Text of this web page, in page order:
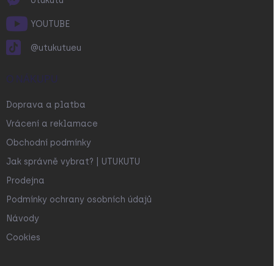
YOUTUBE
@utukutueu
O NÁKUPU
Doprava a platba
Vrácení a reklamace
Obchodní podmínky
Jak správně vybrat? | UTUKUTU
Prodejna
Podmínky ochrany osobních údajů
Návody
Cookies